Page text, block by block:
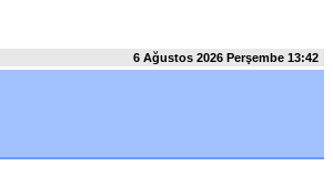
6 Ağustos 2026 Perşembe 13:42